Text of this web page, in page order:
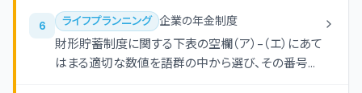
代理人となり、過去の判例を引用し、法律的な判断
に基づく相手方との示談交渉を代行した。 （イ）投資
助言・代理業の登録を受けていないＦＰが、顧客に対
して投資顧問契約に基づき、有価証券の価値の分析
6 ライフプランニング 企業の年金制度
財形貯蓄制度に関する下表の空欄（ア）-（エ）にあて
はまる適切な数値を語群の中から選び、その番号の